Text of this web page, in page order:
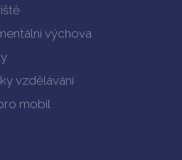
výchova
vzdělávání
mobil